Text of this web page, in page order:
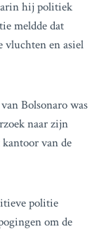
hij politiek
meldde dat
vluchten en asiel
Bolsonaro was
naar zijn
van de
politie
om de